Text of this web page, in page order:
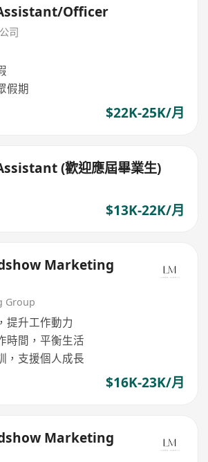
Officer
司
假期
$22K-25K/月
(歡迎應屆畢業生)
$13K-22K/月
Marketing
Group
提升工作動力
時間，平衡生活
，支援個人成長
$16K-23K/月
Marketing